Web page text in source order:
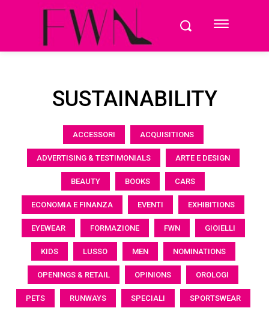
SUSTAINABILITY
ACCESSORI ACQUISITIONS
ADVERTISING & TESTIMONIALS ARTE E DESIGN
BEAUTY BOOKS CARS
ECONOMIA E FINANZA EVENTI EXHIBITIONS
EYEWEAR FORMAZIONE FWN GIOIELLI
KIDS LUSSO MEN NOMINATIONS
OPENINGS & RETAIL OPINIONS OROLOGI
PETS RUNWAYS SPECIALI SPORTSWEAR